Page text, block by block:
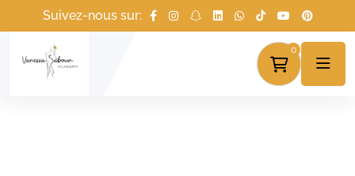
Suivez-nous sur:
0